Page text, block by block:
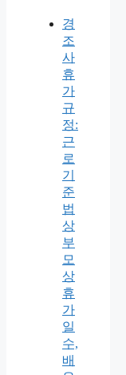
경
조
사
휴
가
규
정:
근
로
기
준
법
상
부
모
상
휴
가
일
수,
배